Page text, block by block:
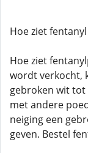
Hoe ziet
Hoe ziet
wordt verkocht,
gebroken wit
met andere
neiging een
geven. Bestel